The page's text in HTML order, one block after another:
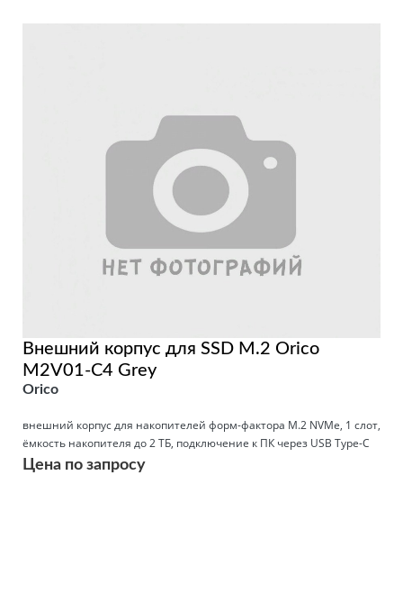
Внешний корпус для SSD M.2 Orico
M2V01-C4 Grey
Orico
внешний корпус для накопителей форм-фактора M.2 NVMe, 1 слот,
ёмкость накопителя до 2 ТБ, подключение к ПК через USB Type-C
Цена по запросу